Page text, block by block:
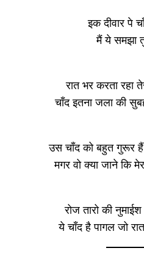
इक दीवार पे
मैं ये समझा
रात भर करता रहा
चाँद इतना जला की
उस चाँद को बहुत गुरूर
मगर वो क्या जाने कि
रोज तारो की
ये चाँद है पागल जो